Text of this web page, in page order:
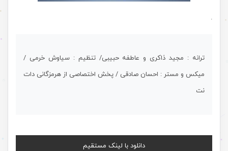
.
ترانه : مجید ذاکری و عاطفه حبیبی/ تنظیم : سیاوش خرمی /
میکس و مستر : احسان صادقی / پخش اختصاصی از هرمزگانی دات
نت
دانلود با لینک مستقیم